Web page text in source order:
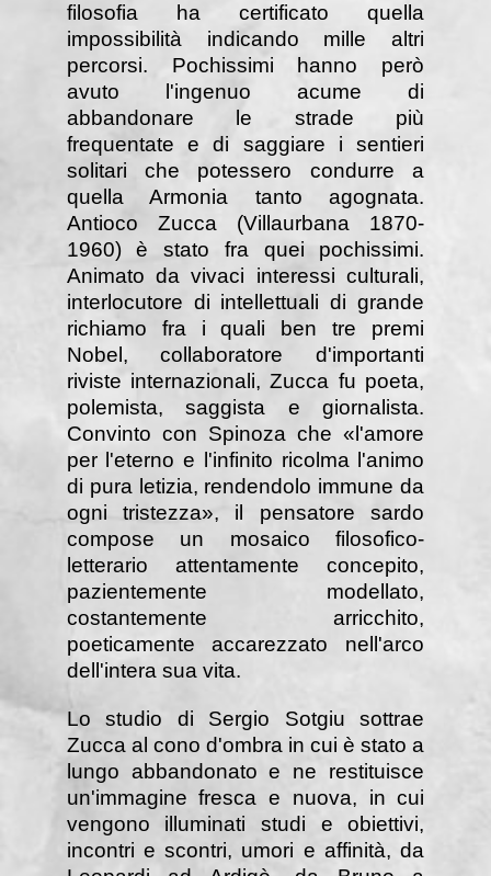
filosofia ha certificato quella
impossibilità indicando mille altri
percorsi. Pochissimi hanno però
avuto l'ingenuo acume di
abbandonare le strade più
frequentate e di saggiare i sentieri
solitari che potessero condurre a
quella Armonia tanto agognata.
Antioco Zucca (Villaurbana 1870-
1960) è stato fra quei pochissimi.
Animato da vivaci interessi culturali,
interlocutore di intellettuali di grande
richiamo fra i quali ben tre premi
Nobel, collaboratore d'importanti
riviste internazionali, Zucca fu poeta,
polemista, saggista e giornalista.
Convinto con Spinoza che «l'amore
per l'eterno e l'infinito ricolma l'animo
di pura letizia, rendendolo immune da
ogni tristezza», il pensatore sardo
compose un mosaico filosofico-
letterario attentamente concepito,
pazientemente modellato,
costantemente arricchito,
poeticamente accarezzato nell'arco
dell'intera sua vita.
Lo studio di Sergio Sotgiu sottrae
Zucca al cono d'ombra in cui è stato a
lungo abbandonato e ne restituisce
un'immagine fresca e nuova, in cui
vengono illuminati studi e obiettivi,
incontri e scontri, umori e affinità, da